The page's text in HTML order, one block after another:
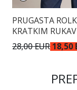
PRUGASTA
KRATKIM
28,00 EUR18,50